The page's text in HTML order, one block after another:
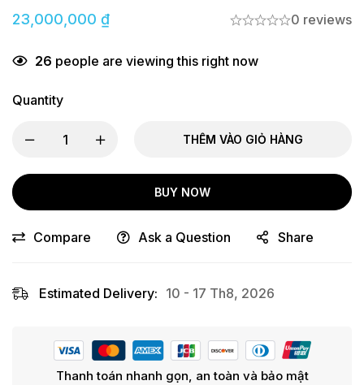
23,000,000 ₫ 0 reviews
26 people are viewing this right now
Quantity
THÊM VÀO GIỎ HÀNG
BUY NOW
Compare Ask a Question Share
Estimated Delivery: 10 - 17 Th8, 2026
Thanh toán nhanh gọn, an toàn và bảo mật